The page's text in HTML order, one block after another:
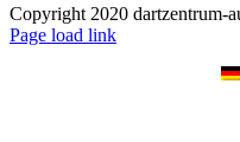
Copyright 2020 dartzentrum-
Facebook
Instagram
YouTube
Page load link